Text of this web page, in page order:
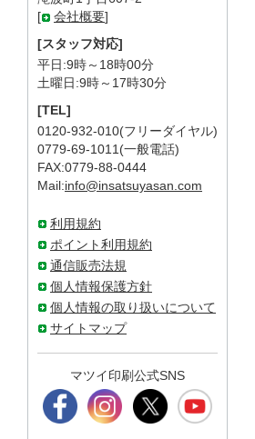
[
会社概要]
[スタッフ対応]
平日:9時～18時00分
土曜日:9時～17時30分
[TEL]
0120-932-010(フリーダイヤル)
0779-69-1011(一般電話)
FAX:0779-88-0444
Mail:info@insatsuyasan.com
利用規約
ポイント利用規約
通信販売法規
個人情報保護方針
個人情報の取り扱いについて
サイトマップ
マツイ印刷公式SNS